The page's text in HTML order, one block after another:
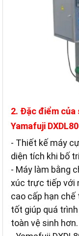
2. Đặc điểm của
Yamafuji
- Thiết kế máy
diện tích khi bố
- Máy làm bằng
xúc trực tiếp với
cao cấp hạn chế
tốt giúp quá
toàn vệ sinh hơn.